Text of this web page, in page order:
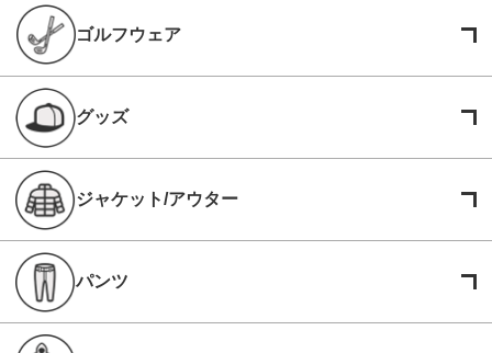
ゴルフウェア
グッズ
ジャケット/アウター
パンツ